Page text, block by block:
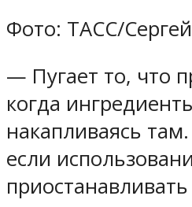
Фото: ТАСС/
— Пугает то, что
когда
накапливаясь
если